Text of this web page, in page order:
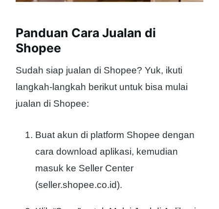
Panduan Cara Jualan di
Shopee
Sudah siap jualan di Shopee? Yuk, ikuti
langkah-langkah berikut untuk bisa mulai
jualan di Shopee:
Buat akun di platform Shopee dengan
cara download aplikasi, kemudian
masuk ke Seller Center
(seller.shopee.co.id).